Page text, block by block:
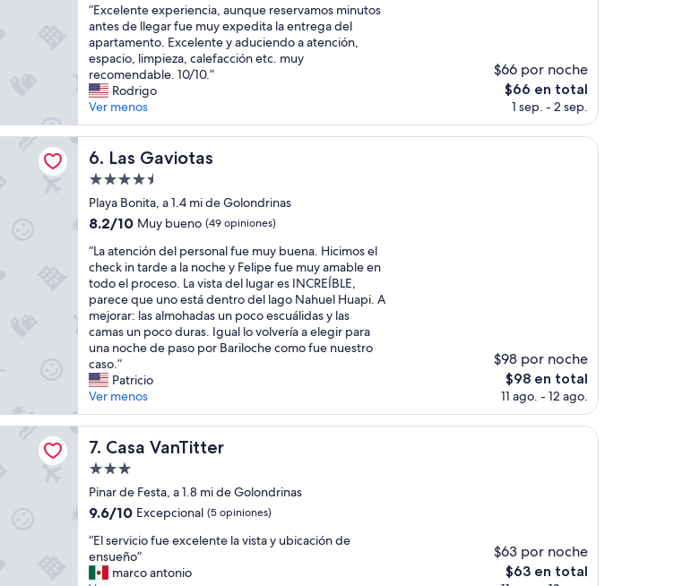
t
e
l
c
o
n
h
e
r
m
o
s
a
v
s
t
a
a
l
l
a
g
o
.
E
l
d
e
a
y
n
o
c
o
h
a
c
i
a
e
l
c
e
n
r
o
v
a
r
i
o
s
o
t
r
o
s
l
u
g
a
r
e
d
e
i
i
s
t
a
a
l
l
a
g
o
d
e
l
a
a
b
q
u
e
n
o
s
t
o
c
ó
.
.
”
e
i
n
c
r
e
í
b
l
e
a
c
b
a
ñ
a
f
a
m
i
l
i
a
r
c
ó
m
o
d
,
l
10,
Excepcional,
(1
opinión)
“
E
x
c
e
l
e
n
t
e
x
p
e
i
e
n
c
i
a
,
a
u
n
q
u
e
e
s
e
v
a
m
“Excelente experiencia, aunque reservamos minutos
antes de llegar fue muy expedita la entrega del
apartamento. Excelente y aduciendo a atención,
espacio, limpieza, calefacción etc. muy
recomendable. 10/10.”
Rodrigo
Ver menos
$66 por noche
El
precio
es
$66 en total
1 sep. - 2 sep.
6. Las Gaviotas
Las Gaviotas
Propiedad
de
4.5
Playa Bonita, a 1.4 mi de Golondrinas
8.2
10,
Muy
bueno,
(49
opiniones)
8.2/10 Muy bueno (49 opiniones)
“
L
a
a
t
e
n
c
i
ó
n
d
e
p
e
r
o
n
“La atención del personal fue muy buena. Hicimos el
check in tarde a la noche y Felipe fue muy amable en
todo el proceso. La vista del lugar es INCREÍBLE,
parece que uno está dentro del lago Nahuel Huapi. A
mejorar: las almohadas un poco escuálidas y las
camas un poco duras. Igual lo volvería a elegir para
una noche de paso por Bariloche como fue nuestro
caso.”
Patricio
Ver menos
$98 por noche
El
precio
es
$98 en total
11 ago. - 12 ago.
7. Casa VanTitter
Casa VanTitter
Propiedad
de
3.0
Pinar de Festa, a 1.8 mi de Golondrinas
9.6
10,
Excepcional,
(5
9.6/10 Excepcional (5 opiniones)
“
E
l
“El servicio fue excelente la vista y ubicación de
ensueño”
marco antonio
$63 por noche
El
$63 en total